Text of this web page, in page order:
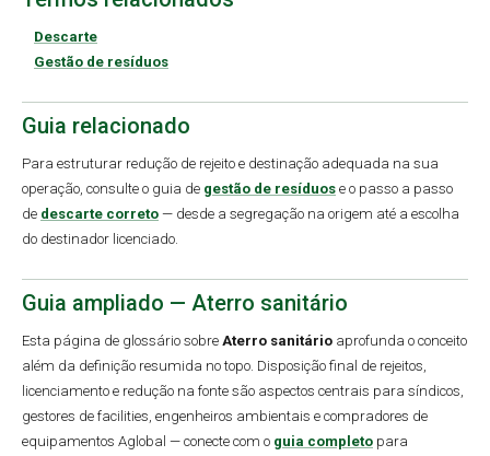
Descarte
Gestão de resíduos
Guia relacionado
Para estruturar redução de rejeito e destinação adequada na sua
operação, consulte o guia de gestão de resíduos e o passo a passo
de descarte correto — desde a segregação na origem até a escolha
do destinador licenciado.
Guia ampliado — Aterro sanitário
Esta página de glossário sobre Aterro sanitário aprofunda o conceito
além da definição resumida no topo. Disposição final de rejeitos,
licenciamento e redução na fonte são aspectos centrais para síndicos,
gestores de facilities, engenheiros ambientais e compradores de
equipamentos Aglobal — conecte com o guia completo para